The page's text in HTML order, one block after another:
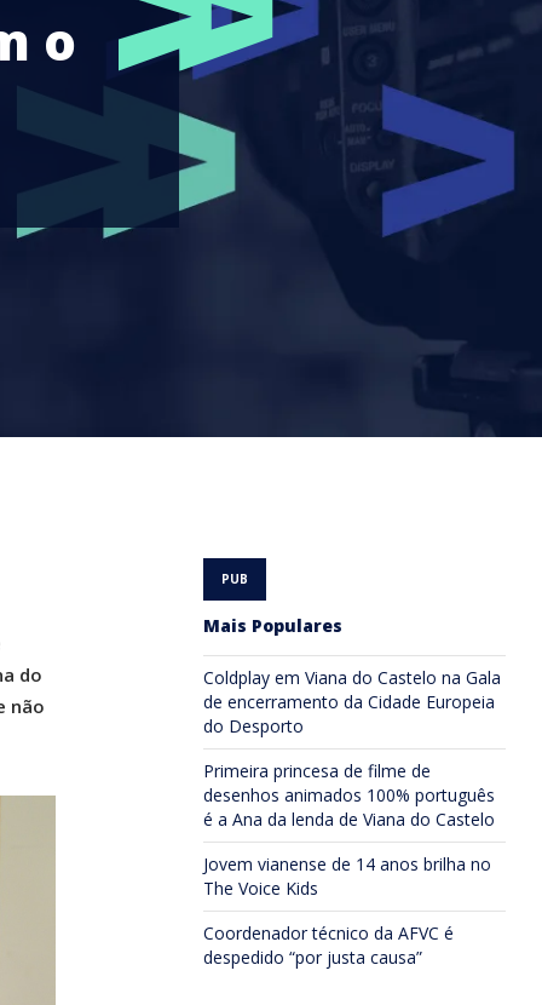
o
do
não
Mais Populares
Coldplay em Viana do Castelo na Gala
de encerramento da Cidade Europeia
do Desporto
Primeira princesa de filme de
desenhos animados 100% português
é a Ana da lenda de Viana do Castelo
Jovem vianense de 14 anos brilha no
The Voice Kids
Coordenador técnico da AFVC é
despedido “por justa causa”